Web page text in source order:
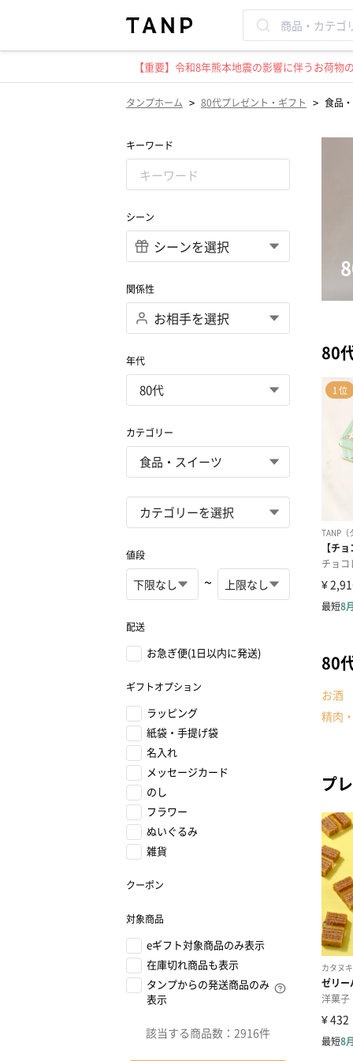
【重要】令和8年熊本地震の影響に伴うお荷
タンプホーム > 80代プレゼント・ギフト > 食品
キーワード
シーン
関係性
年代
カテゴリー
値段
~
配送
お急ぎ便(1日以内に発送)
ギフトオプション
ラッピング
紙袋・手提げ袋
名入れ
メッセージカード
のし
フラワー
ぬいぐるみ
雑貨
クーポン
対象商品
eギフト対象商品のみ表示
在庫切れ商品も表示
タンプからの発送商品のみ
表示
該当する商品数： 2916件
80
80
お酒
精肉
プ